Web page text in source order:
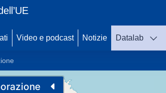
Video e podcast Notizie Datalab